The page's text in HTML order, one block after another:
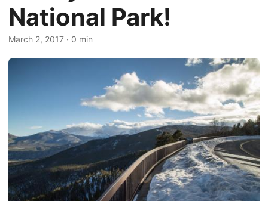
National Park!
March 2, 2017 · 0 min